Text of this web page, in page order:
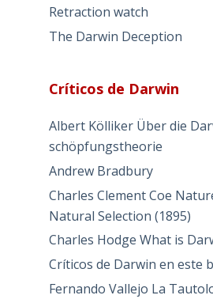
Retraction watch
The Darwin Deception
Críticos de Darwin
Albert Kölliker Über die
schöpfungstheorie
Andrew Bradbury
Charles Clement Coe
Natural Selection (1895)
Charles Hodge What is
Críticos de Darwin en este
Fernando Vallejo La